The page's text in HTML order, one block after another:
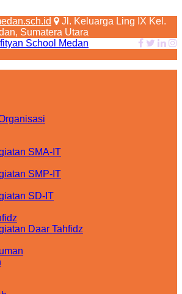
Jl. Keluarga Ling IX Kel.
Sumatera Utara
SMA-IT
SMP-IT
SD-IT
Daar Tahfidz